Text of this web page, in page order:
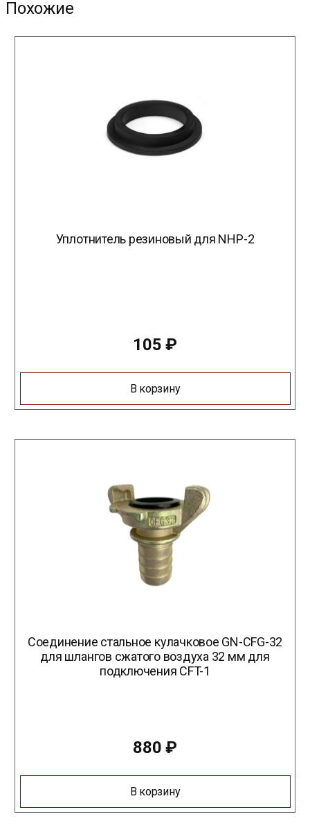
Похожие
Уплотнитель резиновый для NHP-2
105₽
В корзину
Соединение стальное кулачковое GN-CFG-32
для шлангов сжатого воздуха 32 мм для
подключения CFT-1
880₽
В корзину